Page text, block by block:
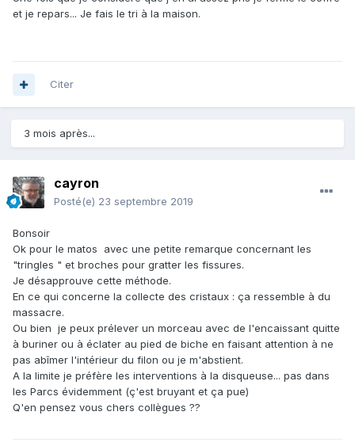
et je repars... Je fais le tri à la maison.
Citer
3 mois après...
cayron
Posté(e) 23 septembre 2019
Bonsoir
Ok pour le matos avec une petite remarque concernant les
"tringles " et broches pour gratter les fissures.
Je désapprouve cette méthode.
En ce qui concerne la collecte des cristaux : ça ressemble à du
massacre.
Ou bien je peux prélever un morceau avec de l'encaissant quitte
à buriner ou à éclater au pied de biche en faisant attention à ne
pas abîmer l'intérieur du filon ou je m'abstient.
A la limite je préfère les interventions à la disqueuse... pas dans
les Parcs évidemment (ç'est bruyant et ça pue)
Q'en pensez vous chers collègues ??